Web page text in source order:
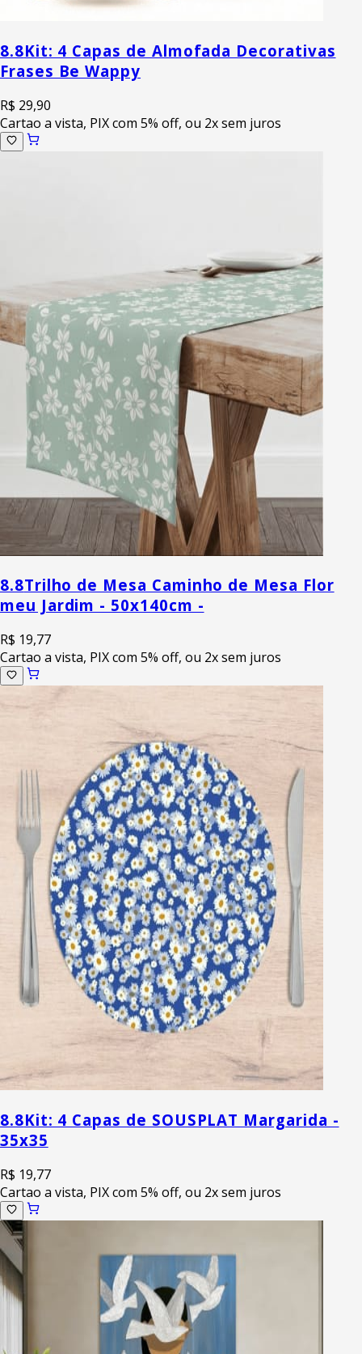
8.8Kit: 4 Capas de Almofada Decorativas
Frases Be Wappy
R$ 29,90
Cartao a vista, PIX com 5% off, ou 2x sem juros
8.8Trilho de Mesa Caminho de Mesa Flor
meu Jardim - 50x140cm -
R$ 19,77
Cartao a vista, PIX com 5% off, ou 2x sem juros
8.8Kit: 4 Capas de SOUSPLAT Margarida -
35x35
R$ 19,77
Cartao a vista, PIX com 5% off, ou 2x sem juros